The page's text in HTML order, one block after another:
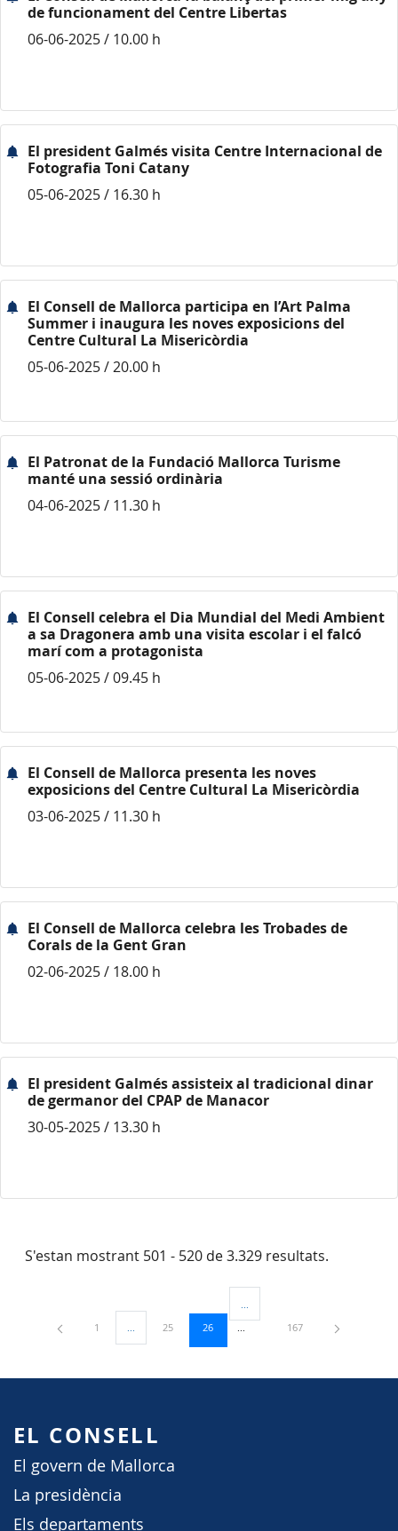
de funcionament del Centre Libertas
06-06-2025 / 10.00 h
El president Galmés visita Centre Internacional de
Fotografia Toni Catany
05-06-2025 / 16.30 h
El Consell de Mallorca participa en l’Art Palma
Summer i inaugura les noves exposicions del
Centre Cultural La Misericòrdia
05-06-2025 / 20.00 h
El Patronat de la Fundació Mallorca Turisme
manté una sessió ordinària
04-06-2025 / 11.30 h
El Consell celebra el Dia Mundial del Medi Ambient
a sa Dragonera amb una visita escolar i el falcó
marí com a protagonista
05-06-2025 / 09.45 h
El Consell de Mallorca presenta les noves
exposicions del Centre Cultural La Misericòrdia
03-06-2025 / 11.30 h
El Consell de Mallorca celebra les Trobades de
Corals de la Gent Gran
02-06-2025 / 18.00 h
El president Galmés assisteix al tradicional dinar
de germanor del CPAP de Manacor
30-05-2025 / 13.30 h
S'estan mostrant 501 - 520 de 3.329 resultats.
Pàgina
1 ...Pàgines intermèdies Utilitzeu TAB per navegar.
Pàgina
25 Pàgina
26
Pàgines intermèdies Utilitzeu
Pàgina
167
EL CONSELL
El govern de Mallorca
La presidència
Els departaments